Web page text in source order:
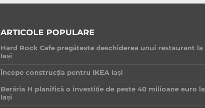
ARTICOLE POPULARE
Hard Rock Cafe pregătește deschiderea unui restaurant la
Iași
Începe construcția pentru IKEA Iași
Berăria H planifică o investiție de peste 40 milioane euro la
Iași